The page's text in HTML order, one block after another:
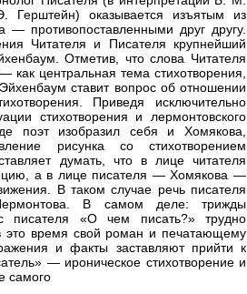
Герштейн) оказывается изъятым из
противопоставленными друг другу.
Читателя и Писателя крупнейший
Отметив, что слова Читателя
как центральная тема стихотворения,
ставит вопрос об отношении
Приведя исключительно
стихотворения и лермонтовского
поэт изобразил себя и Хомякова,
рисунка со стихотворением
думать, что в лице читателя
а в лице писателя — Хомякова —
В таком случае речь писателя
В самом деле: трижды
писателя «О чем писать?» трудно
это время свой роман и печатающему
и факты заставляют прийти к
— ироническое стихотворение и
самого